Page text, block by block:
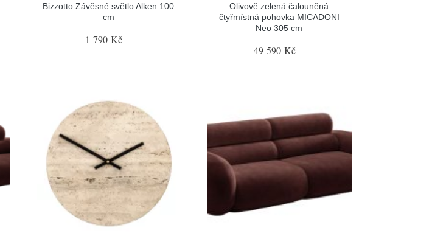
Bizzotto Závěsné světlo Alken 100
cm
1 790 Kč
Olivově zelená čalouněná
čtyřmístná pohovka MICADONI
Neo 305 cm
49 590 Kč